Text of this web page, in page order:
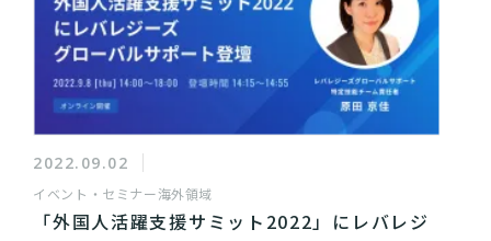
2022.09.02
イベント・セミナー海外領域
「外国人活躍支援サミット2022」にレバレジ